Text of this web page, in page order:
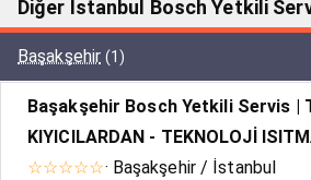
Diğer İstanbul Bosch Yetkili
Başakşehir (1)
Başakşehir Bosch Yetkili Servis |
KIYICILARDAN - TEKNOLOJİ
☆☆☆☆☆· Başakşehir / İstanbul